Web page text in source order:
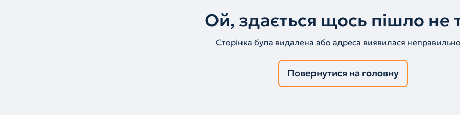
Ой, здається щось пішло не
Сторінка була видалена або адреса виявилася
Повернутися на головну